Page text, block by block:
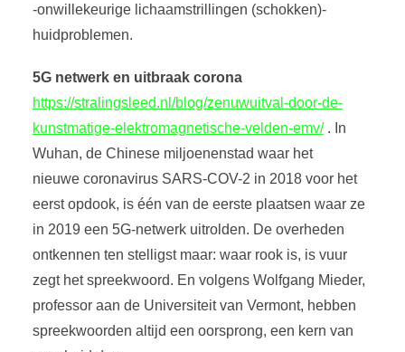
-onwillekeurige lichaamstrillingen (schokken)-
huidproblemen.
5G netwerk en uitbraak corona
https://stralingsleed.nl/blog/zenuwuitval-door-de-
kunstmatige-elektromagnetische-velden-emv/. In
Wuhan, de Chinese miljoenenstad waar het
nieuwe coronavirus SARS-COV-2 in 2018 voor het
eerst opdook, is één van de eerste plaatsen waar ze
in 2019 een 5G-netwerk uitrolden. De overheden
ontkennen ten stelligst maar: waar rook is, is vuur
zegt het spreekwoord. En volgens Wolfgang Mieder,
professor aan de Universiteit van Vermont, hebben
spreekwoorden altijd een oorsprong, een kern van